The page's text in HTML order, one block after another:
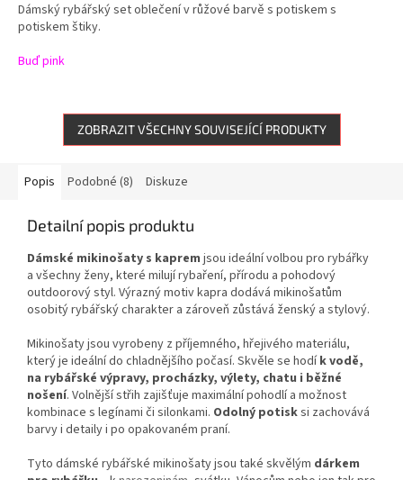
z
5
Dámský rybářský set oblečení v růžové barvě s potiskem s
potiskem štiky.
Buď pink
ZOBRAZIT VŠECHNY SOUVISEJÍCÍ PRODUKTY
Popis Podobné (8) Diskuze
Detailní popis produktu
Dámské mikinošaty s kaprem jsou ideální volbou pro rybářky
a všechny ženy, které milují rybaření, přírodu a pohodový
outdoorový styl. Výrazný motiv kapra dodává mikinošatům
osobitý rybářský charakter a zároveň zůstává ženský a stylový.
Mikinošaty jsou vyrobeny z příjemného, hřejivého materiálu,
který je ideální do chladnějšího počasí. Skvěle se hodík vodě,
na rybářské výpravy, procházky, výlety, chatu i běžné
nošení. Volnější střih zajišťuje maximální pohodlí a možnost
kombinace s legínami či silonkami. Odolný potisksi zachovává
barvy i detaily i po opakovaném praní.
Tyto dámské rybářské mikinošaty jsou také skvělým dárkem